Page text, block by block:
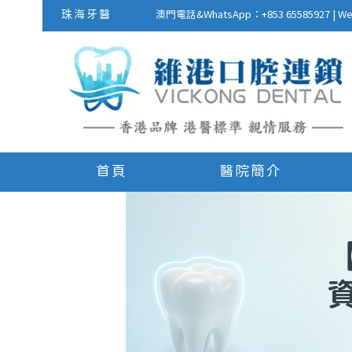
珠海牙醫 澳門電話&WhatsApp：+853 65585927 |
首頁 醫院簡介